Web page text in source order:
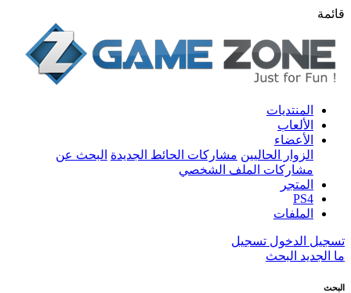
قائمة
المنتديات
الألعاب
الأعضاء
الزوار الحاليين مشاركات الحائط الجديدة البحث عن
مشاركات الملف الشخصي
المتجر
PS4
الملفات
تسجيل الدخول تسجيل
ما الجديد البحث
البحث